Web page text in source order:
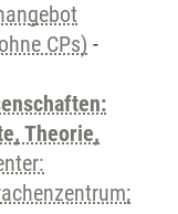
CPs) -
Theorie,